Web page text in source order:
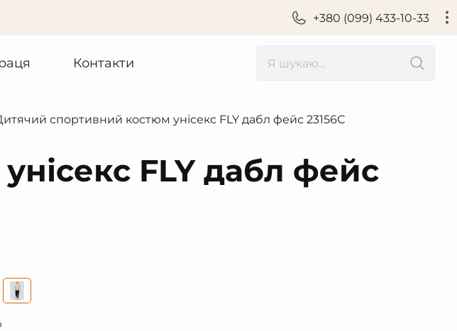
+380 (099) 433-10-33
Контакти
спортивний костюм унісекс FLY дабл фейс 23156С
FLY дабл фейс